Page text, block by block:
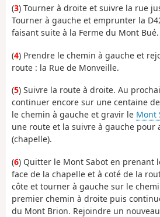
(3) Tourner à droite et suivre la rue
Tourner à gauche et emprunter la
faisant suite à la Ferme du Mont Bué.
(4) Prendre le chemin à gauche et
route : la Rue de Monveille.
(5) Suivre la route à droite. Au
continuer encore sur une centaine
le chemin à gauche et gravir le Mont
une route et la suivre à gauche pour
(chapelle).
(6) Quitter le Mont Sabot en prenant
face de la chapelle et à coté de la
côte et tourner à gauche sur le
premier chemin à droite puis
du Mont Brion. Rejoindre un